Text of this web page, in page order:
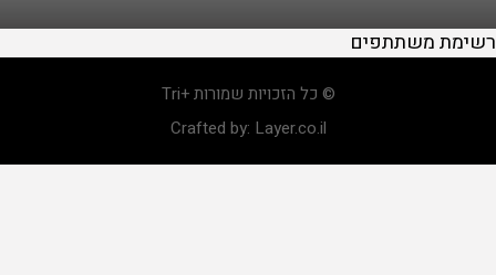
רשימת משתתפים
© כל הזכויות שמורות +Tri
Crafted by: Layer.co.il